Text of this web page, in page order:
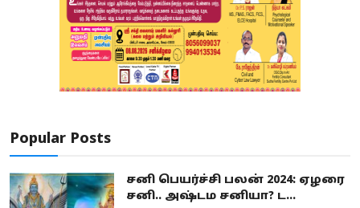
Popular Posts
சனி பெயர்ச்சி பலன் 2024: ஏழரை
சனி.. அஷ்டம சனியா? ட...